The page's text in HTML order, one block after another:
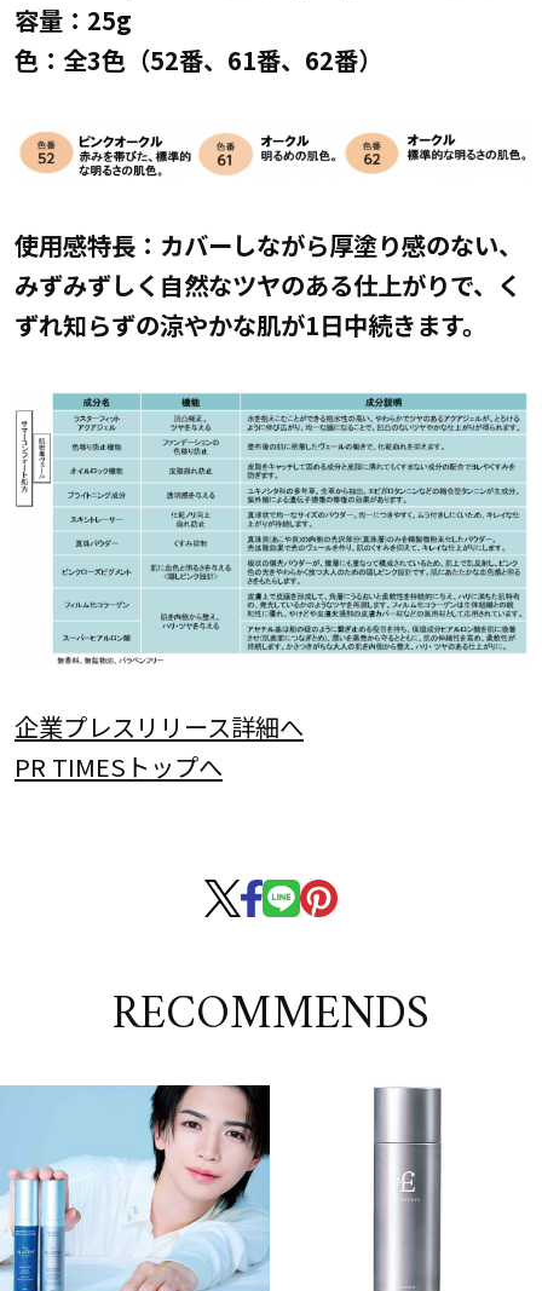
容量：25g
色：全3色（52番、61番、62番）
使用感特長：カバーしながら厚塗り感のない、
みずみずしく自然なツヤのある仕上がりで、く
ずれ知らずの涼やかな肌が1日中続きます。
企業プレスリリース詳細へ
PR TIMESトップへ
RECOMMENDS